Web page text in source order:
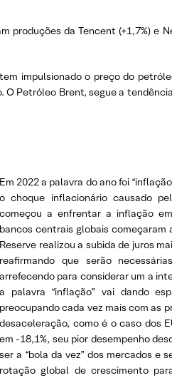
da Tencent (+1,7%) e
impulsionado o preço do
Petróleo Brent, segue a
Em 2022 a palavra do ano foi
o choque inflacionário causado
começou a enfrentar a inflação
bancos centrais globais
Reserve realizou a subida de juros
reafirmando que serão
arrefecendo para considerar um a
a palavra “inflação” vai dando
preocupando cada vez mais com as
desaceleração, como é o caso dos
em -18,1%, seu pior desempenho
ser a “bola da vez” dos mercados e
rotação global de crescimento